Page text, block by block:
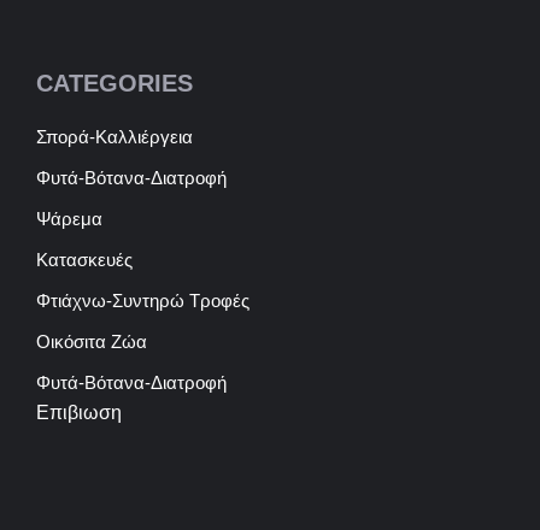
CATEGORIES
Σπορά-Καλλιέργεια
Φυτά-Βότανα-Διατροφή
Ψάρεμα
Κατασκευές
Φτιάχνω-Συντηρώ Τροφές
Οικόσιτα Ζώα
Φυτά-Βότανα-Διατροφή
Επιβιωση